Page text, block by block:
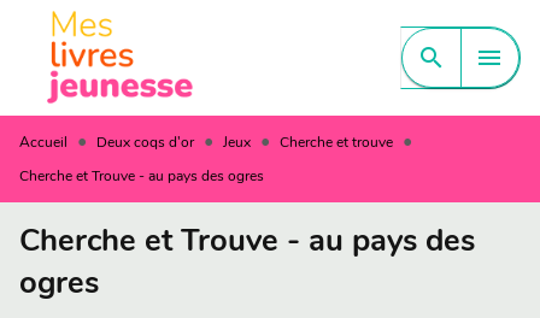
MENU CONTENU
PIED DE PAGE
search menu
Accueil • Deux coqs d'or • Jeux • Cherche et trouve •
Cherche et Trouve - au pays des ogres
Cherche et Trouve - au pays des
ogres